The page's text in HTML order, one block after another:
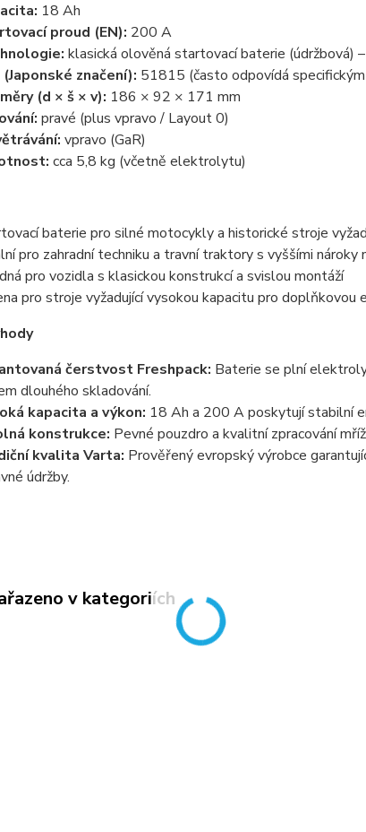
18 Ah
proud (EN): 200 A
klasická olověná startovací baterie (údržbová)
značení): 51815 (často odpovídá
(d × š × v): 186 × 92 × 171 mm
pravé (plus vpravo / Layout 0)
vpravo (GaR)
cca 5,8 kg (včetně elektrolytu)
baterie pro silné motocykly a historické stroje
pro zahradní techniku a travní traktory s vyššími nároky
pro vozidla s klasickou konstrukcí a svislou montáží
pro stroje vyžadující vysokou kapacitu pro doplňkovou
čerstvost Freshpack: Baterie se plní
dlouhého skladování.
kapacita a výkon: 18 Ah a 200 A poskytují stabilní
konstrukce: Pevné pouzdro a kvalitní zpracování
kvalita Varta: Prověřený evropský výrobce
údržby.
v kategoriích